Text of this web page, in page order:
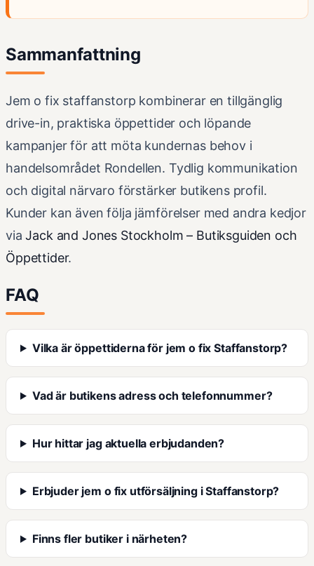
Sammanfattning
Jem o fix staffanstorp kombinerar en tillgänglig
drive-in, praktiska öppettider och löpande
kampanjer för att möta kundernas behov i
handelsområdet Rondellen. Tydlig kommunikation
och digital närvaro förstärker butikens profil.
Kunder kan även följa jämförelser med andra kedjor
viaJack and Jones Stockholm – Butiksguiden och
Öppettider.
FAQ
Vilka är öppettiderna för jem o fix Staffanstorp?
Vad är butikens adress och telefonnummer?
Hur hittar jag aktuella erbjudanden?
Erbjuder jem o fix utförsäljning i Staffanstorp?
Finns fler butiker i närheten?